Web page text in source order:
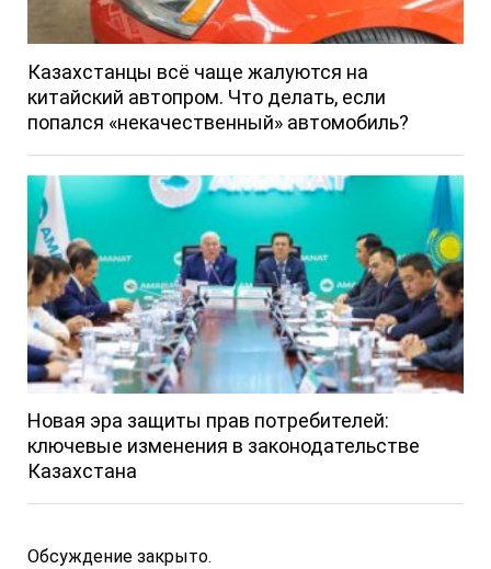
Казахстанцы всё чаще жалуются на
китайский автопром. Что делать, если
попался «некачественный» автомобиль?
Новая эра защиты прав потребителей:
ключевые изменения в законодательстве
Казахстана
Обсуждение закрыто.